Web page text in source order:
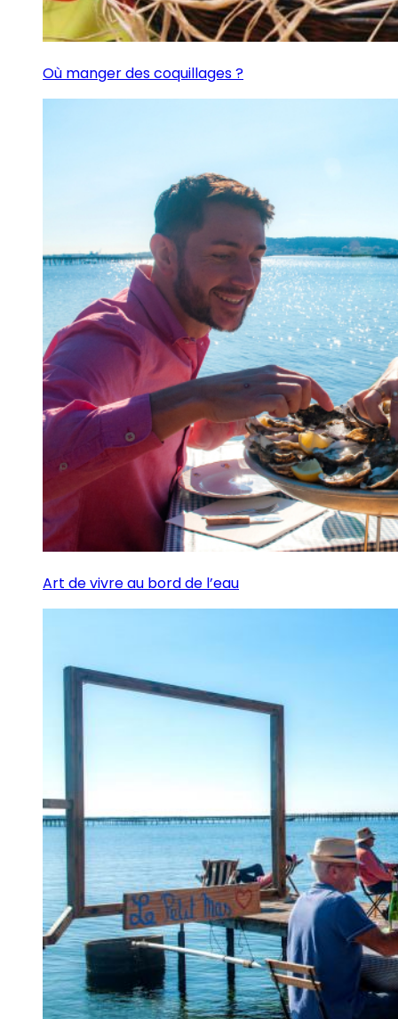
Où manger des coquillages ?
Art de vivre au bord de l’eau